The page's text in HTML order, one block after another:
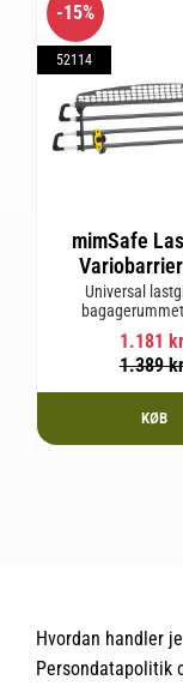
mimSafe
Universal
justerbart for at
form og sikre en
rejse med kæledyr
1.181
1.389
15%
52114
KØB
Hvordan handler
Persondatapolitik